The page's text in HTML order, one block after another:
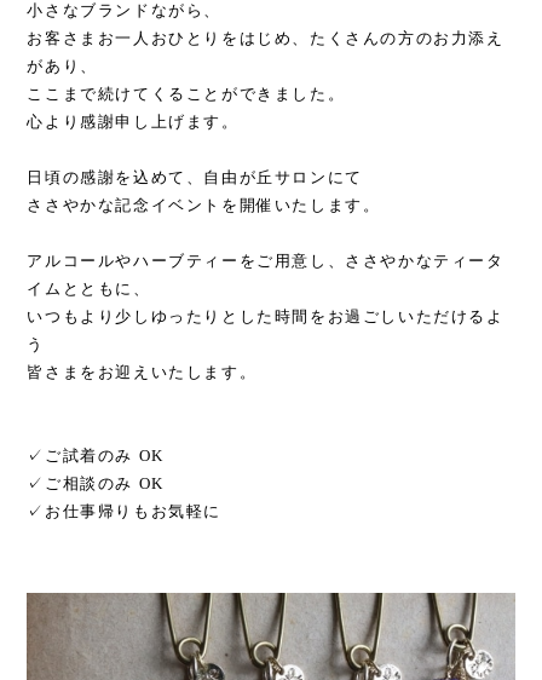
小さなブランドながら、
お客さまお一人おひとりをはじめ、たくさんの方のお力添え
があり、
ここまで続けてくることができました。
心より感謝申し上げます。
日頃の感謝を込めて、自由が丘サロンにて
ささやかな記念イベントを開催いたします。
アルコールやハーブティーをご用意し、ささやかなティータ
イムとともに、
いつもより少しゆったりとした時間をお過ごしいただけるよ
う
皆さまをお迎えいたします。
✓ご試着のみ OK
✓ご相談のみ OK
✓お仕事帰りもお気軽に